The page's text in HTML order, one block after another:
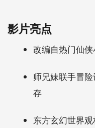
影片亮点
改编自热门仙
师兄妹联手冒
存
东方玄幻世界